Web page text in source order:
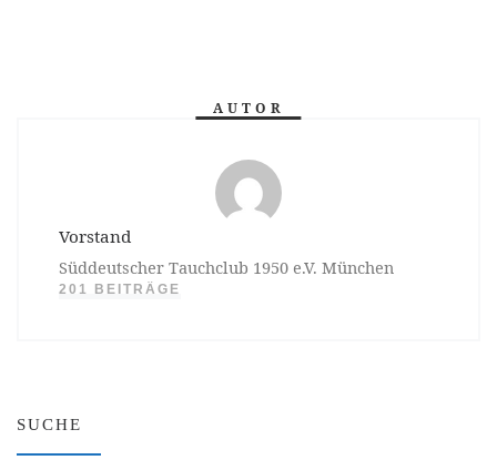
AUTOR
Vorstand
Süddeutscher Tauchclub 1950 e.V. München
201 BEITRÄGE
SUCHE